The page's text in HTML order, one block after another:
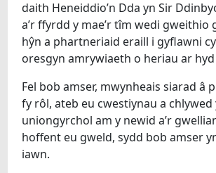
daith Heneiddio’n Dda yn Sir
a’r ffyrdd y mae’r tîm wedi gweithio
hŷn a phartneriaid eraill i gyflawni
oresgyn amrywiaeth o heriau ar
Fel bob amser, mwynheais siarad â
fy rôl, ateb eu cwestiynau a chlywed
uniongyrchol am y newid a’r
hoffent eu gweld, sydd bob amser
iawn.